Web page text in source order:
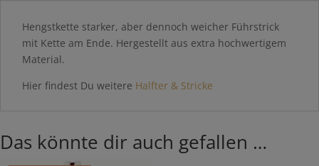
Hengstkette starker, aber dennoch weicher Führstrick
mit Kette am Ende. Hergestellt aus extra hochwertigem
Material.
Hier findest Du weitere Halfter & Stricke
Das könnte dir auch gefallen …